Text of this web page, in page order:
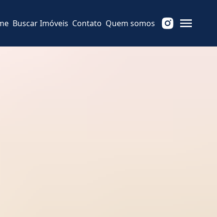
Buscar Imóveis Contato Quem somos